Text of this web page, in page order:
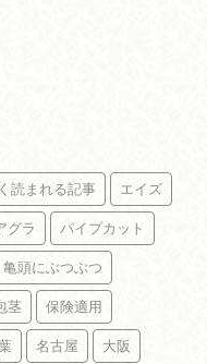
読まれる記事 エイズ
グラ パイプカット
亀頭にぶつぶつ
茎 保険適用
名古屋 大阪